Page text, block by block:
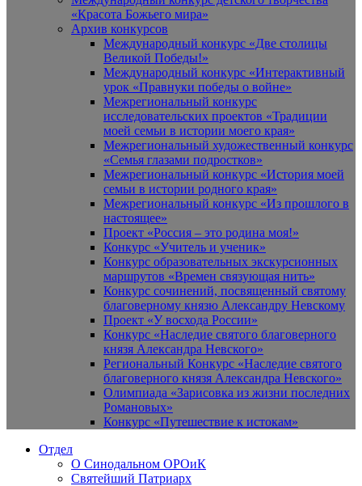
«Красота Божьего мира»
Архив конкурсов
Международный конкурс «Две столицы
Великой Победы!»
Международный конкурс «Интерактивный
урок «Правнуки победы о войне»
Межрегиональный конкурс
исследовательских проектов «Традиции
моей семьи в истории моего края»
Межрегиональный художественный конкурс
«Семья глазами подростков»
Межрегиональный конкурс «История моей
семьи в истории родного края»
Межрегиональный конкурс «Из прошлого в
настоящее»
Проект «Россия – это родина моя!»
Конкурс «Учитель и ученик»
Конкурс образовательных экскурсионных
маршрутов «Времен связующая нить»
Конкурс сочинений, посвященный святому
благоверному князю Александру Невскому
Проект «У восхода России»
Конкурс «Наследие святого благоверного
князя Александра Невского»
Региональный Конкурс «Наследие святого
благоверного князя Александра Невского»
Олимпиада «Зарисовка из жизни последних
Романовых»
Конкурс «Путешествие к истокам»
Отдел
О Синодальном ОРОиК
Святейший Патриарх